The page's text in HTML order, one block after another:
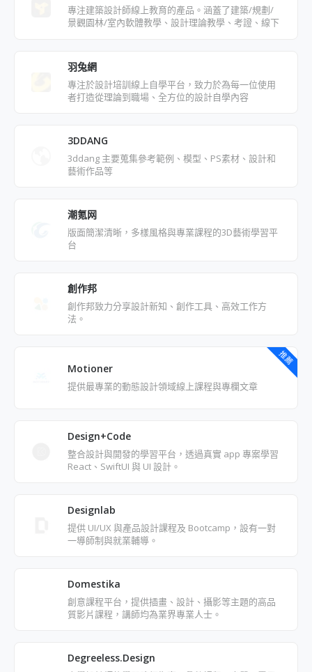
專注建築設計師線上教育的產品。涵蓋了建築/規劃/
景觀園林/室內軟體教學、設計理論教學、考證、線下
羽兔網
專注於設計培訓線上自學平台，致力於為每一位使用
者打造從理論到職場、全方位的設計自學內容
3DDANG
3ddang 主要蒐集參考範例、模型、PS素材、設計和
藝術作品等
潮氪网
版面簡潔清晰，多樣風格與專業課程的3D藝術學習平
台
創作邦
創作邦致力分享設計新知、創作工具、高效工作方
法。
Motioner
提供最專業的動態設計領域線上課程與專欄文章
推薦
Design+Code
整合設計與開發的學習平台，透過真實 app 專案學習
React、SwiftUI 與 UI 設計。
Designlab
提供 UI/UX 與產品設計課程及 Bootcamp，設有一對
一導師制與就業輔導。
Domestika
創意課程平台，提供插畫、設計、攝影等主題的高品
質影片課程，講師均為業界專業人士。
Degreeless.Design